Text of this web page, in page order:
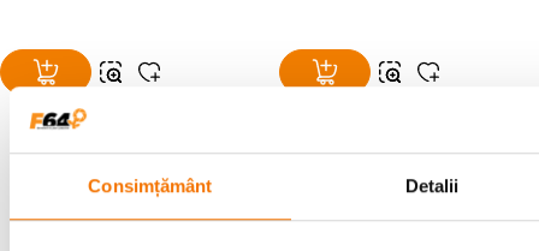
Consimțământ Detalii
Alatura-te comunitatii creatorilor